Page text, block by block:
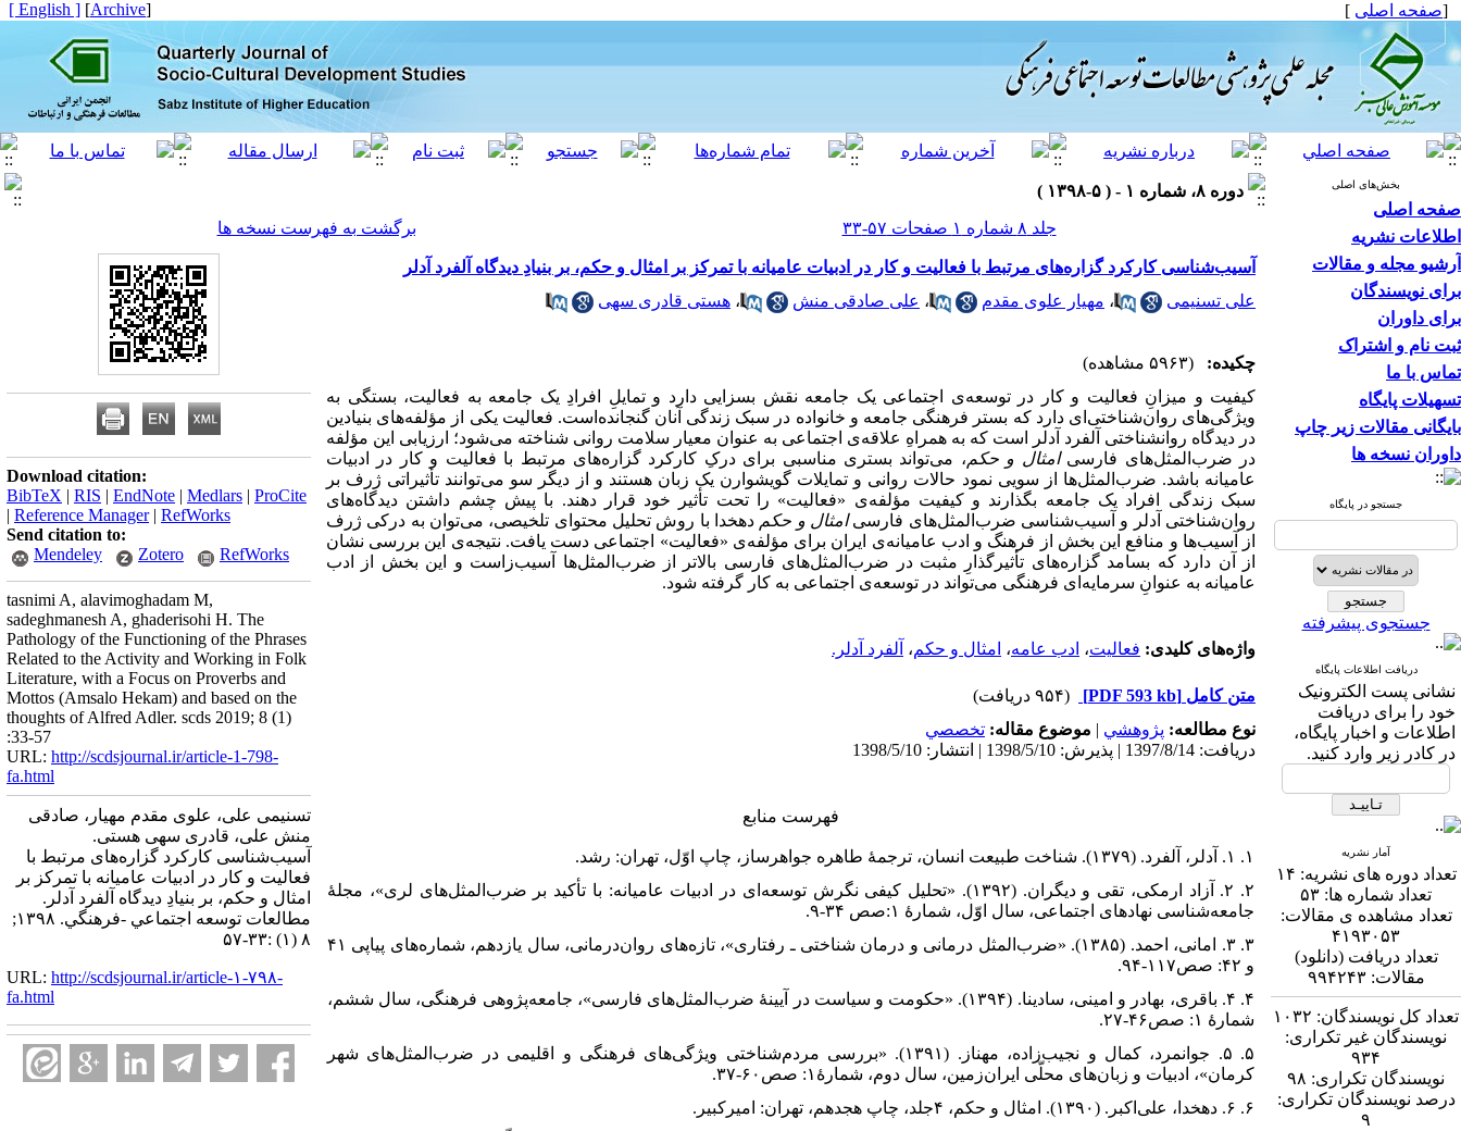
[صفحه اصلی ]
[
Archive
]
[ English ]
بخش‌های اصلی
صفحه اصلی
اطلاعات نشریه
آرشیو مجله و مقالات
برای نویسندگان
برای داوران
ثبت نام و اشتراک
تماس با ما
تسهیلات پایگاه
بایگانی مقالات زیر چاپ
داوران نسخه ها
جستجو در پایگاه
جستجوی پیشرفته
دریافت اطلاعات پایگاه
نشانی پست الکترونیک
خود را برای دریافت
اطلاعات و اخبار پایگاه،
در کادر زیر وارد کنید.
آمار نشریه
تعداد دوره های نشریه: ۱۴
تعداد شماره ها: ۵۳
تعداد مشاهده ی مقالات:
۴۱۹۳۰۵۳
تعداد دریافت (دانلود)
مقالات:۹۹۴۲۴۳
تعداد کل نویسندگان: ۱۰۳۲
نویسندگان غیر تکراری:
۹۳۴
نویسندگان تکراری: ۹۸
درصد نویسندگان تکراری:
۹
دوره ۸، شماره ۱ - ( ۵-۱۳۹۸ )
جلد ۸ شماره ۱ صفحات ۵۷-۳۳
برگشت به فهرست نسخه ها
آسیب‌شناسی کارکرد گزاره‌های مرتبط با فعالیت و کار در ادبیات عامیانه با تمرکز بر امثال و حکم، بر بنیادِ دیدگاه آلفرد آدلر
علی تسنیمی
، مهیار علوی مقدم ، علی صادقی منش ، هستی قادری سهی
چکیده:
(۵۹۶۳ مشاهده)
کیفیت و میزانِ فعالیت و کار در توسعه‌ی اجتماعی یک جامعه نقش بسزایی دارد و تمایلِ افرادِ یک جامعه به فعالیت، بستگی به
ویژگی‌های روان‌شناختی‌ای دارد که بستر فرهنگی جامعه و خانواده در سبک زندگی آنان گنجانده‌است. فعالیت یکی از مؤلفه‌های بنیادین
در دیدگاه روانشناختی آلفرد آدلر است که به همراهِ علاقه‌ی اجتماعی به عنوان معیار سلامت روانی شناخته می‌شود؛ ارزیابی این مؤلفه
در ضرب‌المثل‌های فارسیامثال و حکم، می‌تواند بستری مناسبی برای درکِ کارکرد گزاره‌های مرتبط با فعالیت و کار در ادبیات
عامیانه باشد‌. ضرب‌المثل‌ها از سویی نمود حالات روانی و تمایلات گویشوارن یک زبان هستند و از دیگر سو می‌توانند تأثیراتی ژرف بر
سبک زندگی افراد یک جامعه بگذارند و کیفیت مؤلفه‌ی «فعالیت» را تحت تأثیر خود قرار دهند. با پیش چشم داشتن دیدگاه‌های
روان‌شناختی آدلر و آسیب‌شناسی ضرب‌المثل‌های فارسیامثال و حکم دهخدا با روش تحلیل محتوای تلخیصی، می‌توان به درکی ژرف
از آسیب‌ها و منافع این بخش از فرهنگ و ادب عامیانه‌ی ایران برای مؤلفه‌ی «فعالیت» اجتماعی دست یافت. نتیجه‌ی این بررسی نشان
از آن دارد که بسامد گزاره‌های تأثیرگذارِ مثبت در ضرب‌المثل‌های فارسی بالاتر از ضرب‌المثل‌ها آسیب‌زاست و این بخش از ادب
عامیانه به عنوانِ سرمایه‌ای فرهنگی می‌تواند در توسعه‌ی اجتماعی به کار گرفته شود.
واژه‌های کلیدی: فعالیت، ادب عامه، امثال و حکم، آلفرد آدلر.
متن کامل [PDF 593 kb]
(۹۵۴ دریافت)
نوع مطالعه: پژوهشي | موضوع مقاله: تخصصي
دریافت: 1397/8/14 | پذیرش: 1398/5/10 | انتشار: 1398/5/10
فهرست منابع
۱. ۱. آدلر، آلفرد. (۱۳۷۹). شناخت طبیعت انسان، ترجمۀ طاهره جواهرساز، چاپ اوّل، تهران: رشد.
۲. ۲. آزاد ارمکی، تقی و دیگران. (۱۳۹۲). «تحلیل کیفی نگرش توسعه‌ای در ادبیات عامیانه: با تأکید بر ضرب‌المثل‌های لری»، مجلۀ
جامعه‌شناسی نهاد‌های اجتماعی، سال اوّل، شمارۀ ۱:صص ۳۴-۹.
۳. ۳. امانی، احمد. (۱۳۸۵). «ضرب‌المثل درمانی و درمان شناختی ـ رفتاری»، تازه‌های روان‌درمانی، سال یازدهم، شماره‌های پیاپی ۴۱
و ۴۲: صص۱۱۷-۹۴.
۴. ۴. باقری، بهادر و امینی، سادینا. (۱۳۹۴). «حکومت و سیاست در آیینۀ ضرب‌المثل‌های فارسی»، جامعه‌پژوهی فرهنگی، سال ششم،
شمارۀ ۱: صص۴۶-۲۷.
۵. ۵. جوانمرد، کمال و نجیب‌زاده، مهناز. (۱۳۹۱). «بررسی مردم‌شناختی ویژگی‌های فرهنگی و اقلیمی در ضرب‌المثل‌های شهر
کرمان»، ادبیات و زبان‌های محلّی ایران‌زمین، سال دوم، شمارۀ۱: صص۶۰-۳۷.
۶. ۶. دهخدا، علی‌اکبر. (۱۳۹۰). امثال و حکم، ۴جلد، چاپ هجدهم، تهران: امیرکبیر.
Download citation:
BibTeX | RIS | EndNote | Medlars | ProCite
| Reference Manager| RefWorks
Send citation to:
Mendeley
Zotero RefWorks
tasnimi A, alavimoghadam M,
sadeghmanesh A, ghaderisohi H. The
Pathology of the Functioning of the Phrases
Related to the Activity and Working in Folk
Literature, with a Focus on Proverbs and
Mottos (Amsalo Hekam) and based on the
thoughts of Alfred Adler. scds 2019; 8 (1)
:33-57
URL: http://scdsjournal.ir/article-1-798-
fa.html
تسنیمی علی، علوی مقدم مهیار، صادقی
منش علی، قادری سهی هستی.
آسیب‌شناسی کارکرد گزاره‌های مرتبط با
فعالیت و کار در ادبیات عامیانه با تمرکز بر
امثال و حکم، بر بنیادِ دیدگاه آلفرد آدلر.
مطالعات توسعه اجتماعي -فرهنگي. ۱۳۹۸;
۸ (۱) :۳۳-۵۷
URL: http://scdsjournal.ir/article-۱-۷۹۸-
fa.html